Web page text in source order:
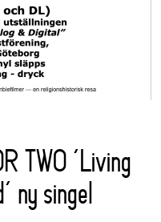
TWO ‘Living
ny singel